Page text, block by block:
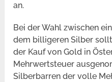
an.
Bei der Wahl zwischen
dem billigeren Silber
der Kauf von Gold in
Mehrwertsteuer
Silberbarren der volle